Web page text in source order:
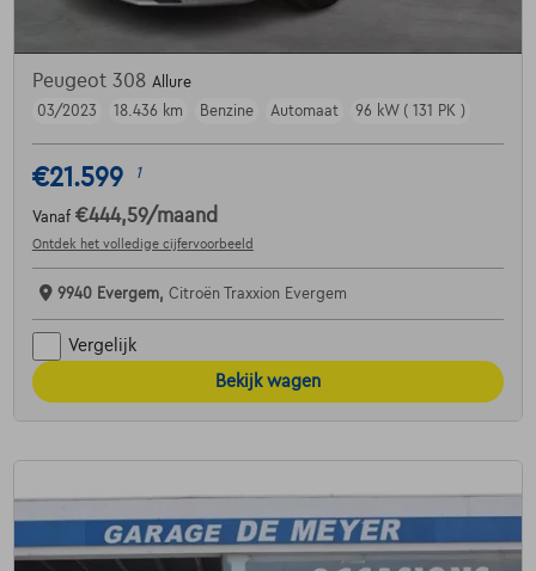
Peugeot 308 Allure
03/2023
18.436 km Benzine Automaat 96 kW ( 131 PK )
€21.599 1
Vanaf €444,59/maand
Ontdek het volledige cijfervoorbeeld
9940 Evergem, Citroën Traxxion Evergem
Vergelijk
Bekijk wagen